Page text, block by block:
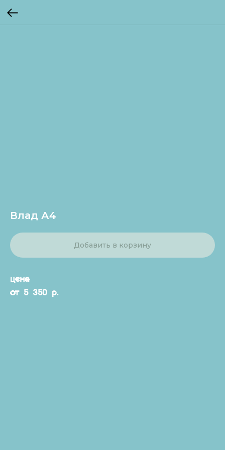
Влад А4
Добавить в корзину
цена
от 5 350 р.